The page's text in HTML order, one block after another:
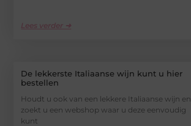
Lees verder ➜
De lekkerste Italiaanse wijn kunt u hier
bestellen
Houdt u ook van een lekkere Italiaanse wijn en
zoekt u een webshop waar u deze eenvoudig
kunt